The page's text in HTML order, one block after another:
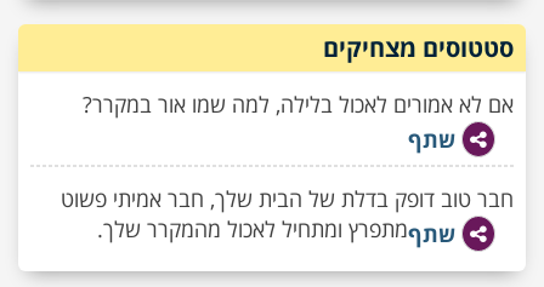
סטטוסים מצחיקים
אם לא אמורים לאכול בלילה, למה שמו אור במקרר?
שתף
חבר טוב דופק בדלת של הבית שלך, חבר אמיתי פשוט
מתפרץ ומתחיל לאכול מהמקרר שלך.שתף